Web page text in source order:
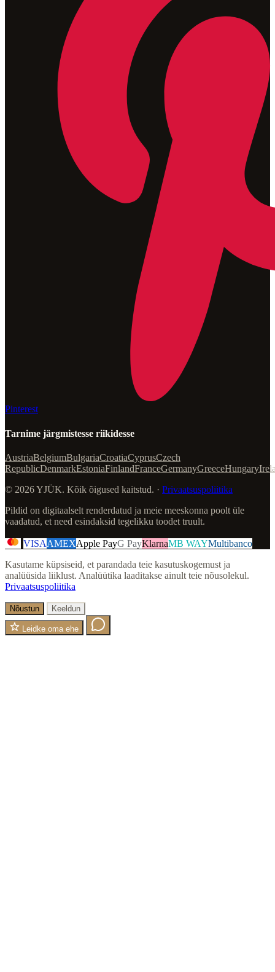
Pinterest
Tarnime järgmistesse riikidesse
AustriaBelgiumBulgariaCroatiaCyprusCzech
RepublicDenmarkEstoniaFinlandFranceGermanyGreeceHungary
© 2026 YJÜK. Kõik õigused kaitstud. · Privaatsuspoliitika
Pildid on digitaalselt renderdatud ja meie meeskonna poolt üle
vaadatud, et need esindaksid tegelikku toodet truult.
VISAAMEXApple PayG PayKlarnaMB WAYMultibanco
Kasutame küpsiseid, et parandada teie kasutuskogemust ja
analüüsida liiklust. Analüütika laaditakse ainult teie nõusolekul.
Privaatsuspoliitika
Nõustun Keeldun
Leidke oma ehe